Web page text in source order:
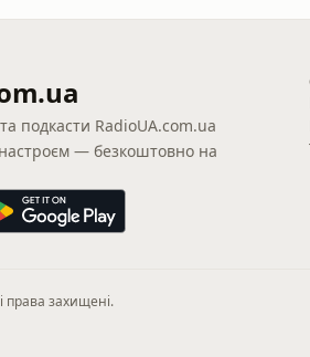
подкасти RadioUA.com.ua
— безкоштовно на
права захищені.